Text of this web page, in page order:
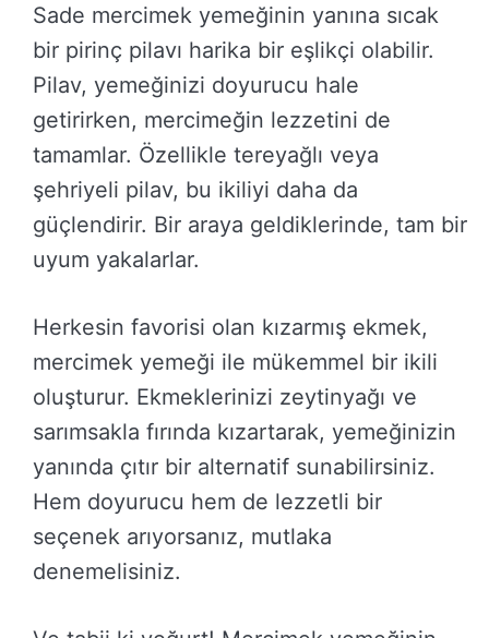
Sade mercimek yemeğinin yanına sıcak
bir pirinç pilavı harika bir eşlikçi olabilir.
Pilav, yemeğinizi doyurucu hale
getirirken, mercimeğin lezzetini de
tamamlar. Özellikle tereyağlı veya
şehriyeli pilav, bu ikiliyi daha da
güçlendirir. Bir araya geldiklerinde, tam bir
uyum yakalarlar.
Herkesin favorisi olan kızarmış ekmek,
mercimek yemeği ile mükemmel bir ikili
oluşturur. Ekmeklerinizi zeytinyağı ve
sarımsakla fırında kızartarak, yemeğinizin
yanında çıtır bir alternatif sunabilirsiniz.
Hem doyurucu hem de lezzetli bir
seçenek arıyorsanız, mutlaka
denemelisiniz.